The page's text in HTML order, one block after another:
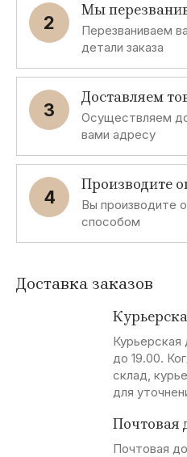
2
Мы
Перезваниваем
детали заказа
3
Доставляем
Осуществляем
вами адресу
4
Производите
Вы производите
способом
Доставка заказов
Курьерская
до 19.00.
склад,
для
Почтовая
Почтовая